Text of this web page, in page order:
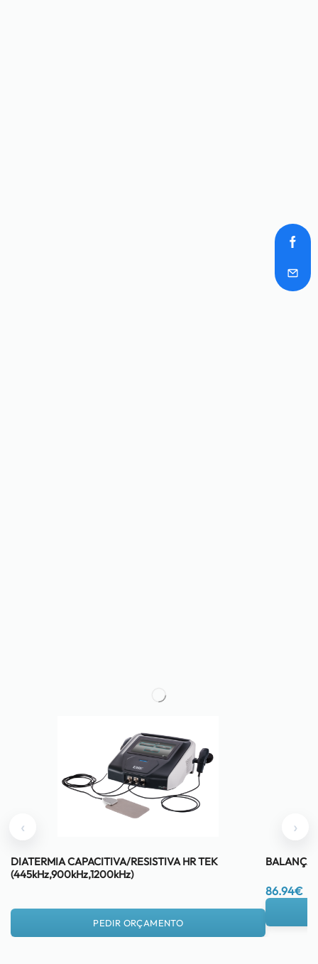
DIATERMIA CAPACITIVA/RESISTIVA HR TEK
(445kHz,900kHz,1200kHz)
PEDIR ORÇAMENTO
BALANÇA
86.94€
‹ ›